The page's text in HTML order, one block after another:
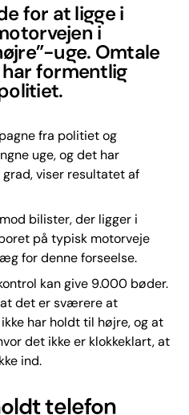
for at ligge i
i
uge. Omtale
formentlig
fra politiet og
uge, og det har
viser resultatet af
bilister, der ligger i
på typisk motorveje
for denne forseelse.
kan give 9.000 bøder.
det er sværere at
har holdt til højre, og at
det ikke er klokkeklart, at
ind.
telefon